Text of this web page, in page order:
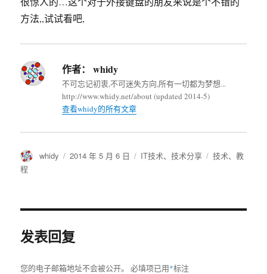
方法,,试试看吧,
作者： whidy
不可忘记初衷,不可迷失方向,所有一切都为梦想...
http://www.whidy.net/about (updated 2014-5)
查看whidy的所有文章
作
whidy
发
2014 年 5 月 6 日
分
IT技术、技术分享
标
技术、教
程
发表回复
您的电子邮箱地址不会被公开。 必填项已用*标注